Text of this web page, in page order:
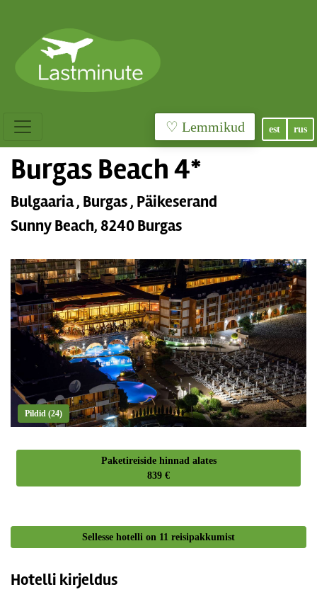
♡ Lemmikud est rus
Burgas Beach 4*
Bulgaaria , Burgas , Päikeserand
Sunny Beach, 8240 Burgas
Pildid (24)
Paketireiside hinnad alates
839 €
Sellesse hotelli on 11 reisipakkumist
Hotelli kirjeldus